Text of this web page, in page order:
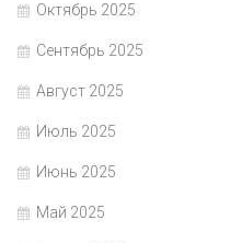
Октябрь 2025
Сентябрь 2025
Август 2025
Июль 2025
Июнь 2025
Май 2025